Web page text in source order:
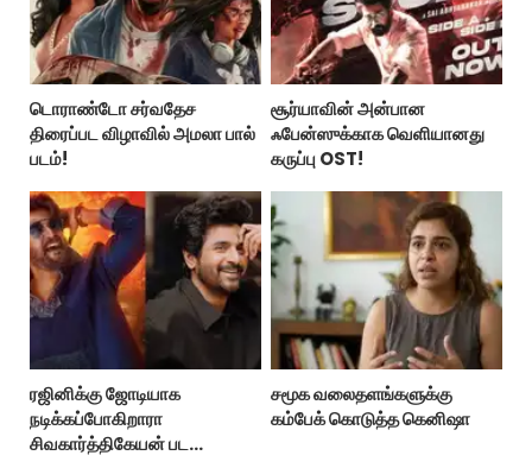
டொராண்டோ சர்வதேச
திரைப்பட விழாவில் அமலா பால்
படம்!
சூர்யாவின் அன்பான
ஃபேன்ஸுக்காக வெளியானது
கருப்பு OST!
ரஜினிக்கு ஜோடியாக
நடிக்கப்போகிறாரா
சிவகார்த்திகேயன் பட
சமூக வலைதளங்களுக்கு
கம்பேக் கொடுத்த கெனிஷா